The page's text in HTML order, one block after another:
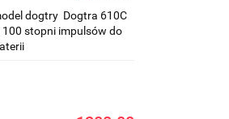
dogtry Dogtra 610C
stopni impulsów do